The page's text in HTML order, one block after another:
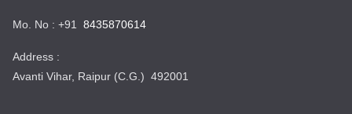
Mo. No : +91 8435870614
Address :
Avanti Vihar, Raipur (C.G.) 492001